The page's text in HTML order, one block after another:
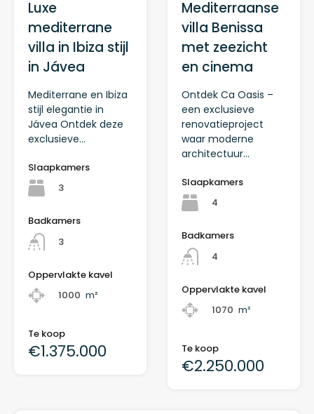
Luxe
mediterrane
villa in Ibiza stijl
in Jávea
Mediterrane en Ibiza
stijl elegantie in
Jávea Ontdek deze
exclusieve…
Slaapkamers
3
Badkamers
3
Oppervlakte kavel
1000 m²
Te koop
€1.375.000
Mediterraanse
villa Benissa
met zeezicht
en cinema
Ontdek Ca Oasis –
een exclusieve
renovatieproject
waar moderne
architectuur…
Slaapkamers
4
Badkamers
4
Oppervlakte kavel
1070 m²
Te koop
€2.250.000